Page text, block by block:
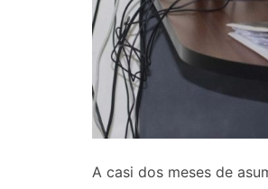
A casi dos meses de